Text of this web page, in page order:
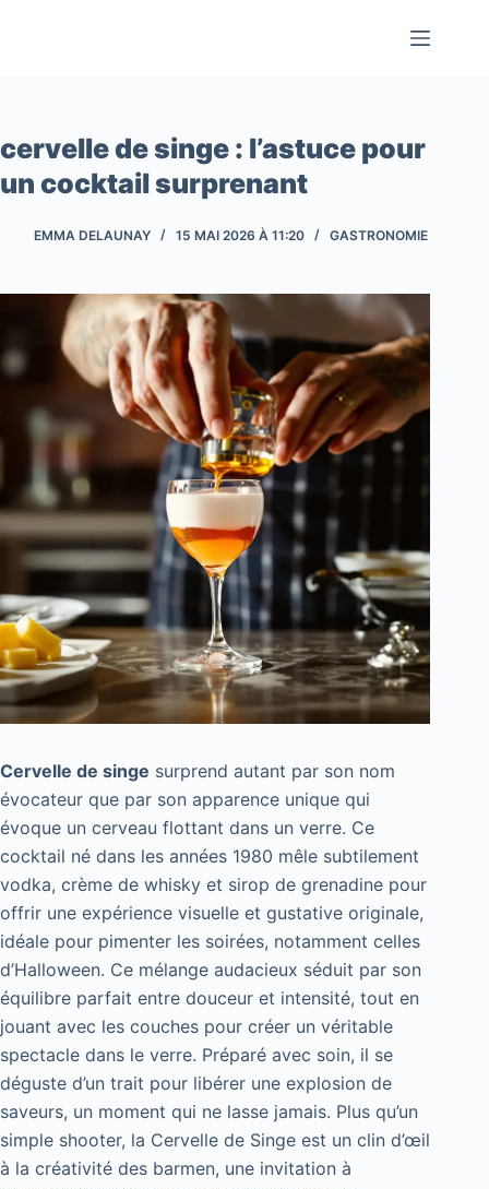
cervelle de singe : l’astuce pour
un cocktail surprenant
EMMA DELAUNAY 15 MAI 2026 À 11:20 GASTRONOMIE
Cervelle de singe surprend autant par son nom
évocateur que par son apparence unique qui
évoque un cerveau flottant dans un verre. Ce
cocktail né dans les années 1980 mêle subtilement
vodka, crème de whisky et sirop de grenadine pour
offrir une expérience visuelle et gustative originale,
idéale pour pimenter les soirées, notamment celles
d’Halloween. Ce mélange audacieux séduit par son
équilibre parfait entre douceur et intensité, tout en
jouant avec les couches pour créer un véritable
spectacle dans le verre. Préparé avec soin, il se
déguste d’un trait pour libérer une explosion de
saveurs, un moment qui ne lasse jamais. Plus qu’un
simple shooter, la Cervelle de Singe est un clin d’œil
à la créativité des barmen, une invitation à